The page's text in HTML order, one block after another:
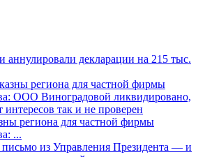
аннулировали декларации на 215 тыс.
региона для частной фирмы
...